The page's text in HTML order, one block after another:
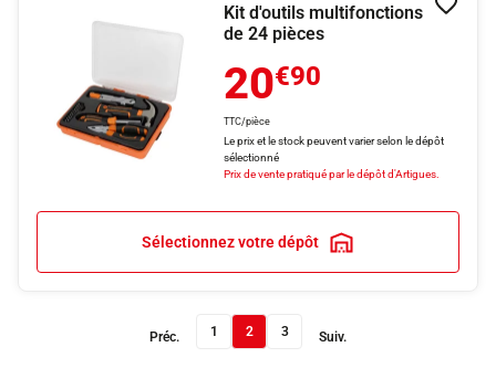
Kit d'outils multifonctions
de 24 pièces
20€90
TTC/pièce
Le prix et le stock peuvent varier selon le dépôt
sélectionné
Prix de vente pratiqué par le dépôt d'Artigues.
Sélectionnez votre dépôt
Préc. 1 2 3 Suiv.